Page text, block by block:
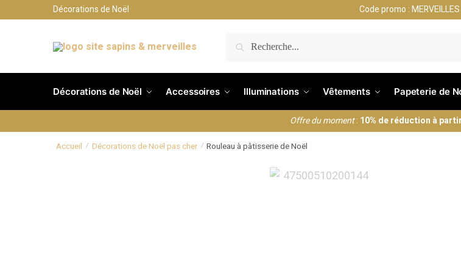
Décorations de Noël Code promo : MERVEILLES
RECHERCHE
Décorations de Noël Accessoires Illuminations Vêtements Papeterie de
Offre du moment: 10% de réduction à
Accueil / Décorations de Noël pas cher / Rouleau à pâtisserie de Noël